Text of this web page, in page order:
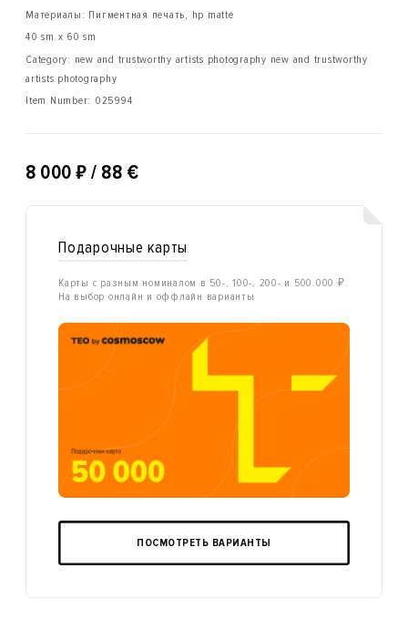
Материалы: Пигментная печать, hp matte
40 sm x 60 sm
Category: new and trustworthy artists photography new and trustworthy
artists photography
Item Number: 025994
8 000 ₽ / 88 €
Подарочные карты
Карты с разным номиналом в 50-, 100-, 200- и 500 000 ₽.
На выбор онлайн и оффлайн варианты
ПОСМОТРЕТЬ ВАРИАНТЫ